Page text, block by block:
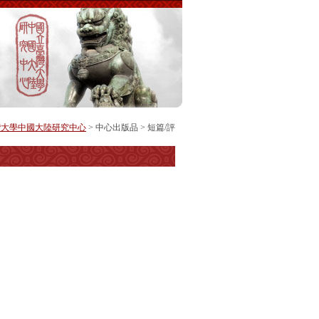
學中國大陸研究中心 > 中心出版品 > 短篇/評